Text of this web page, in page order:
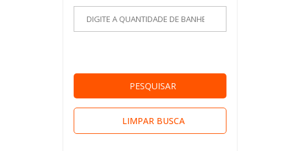
PESQUISAR
LIMPAR BUSCA